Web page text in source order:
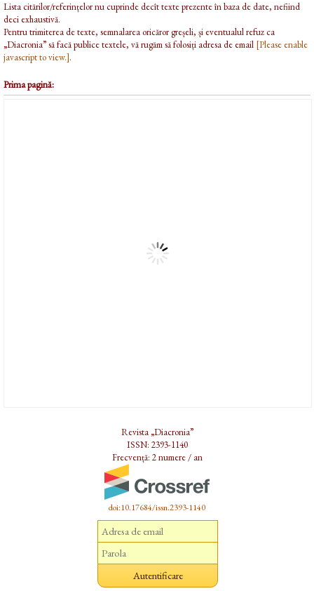
Lista citărilor/referințelor nu cuprinde decît texte prezente în baza de date, nefiind
deci exhaustivă.
Pentru trimiterea de texte, semnalarea oricăror greșeli, și eventualul refuz ca
„Diacronia” să facă publice textele, vă rugăm să folosiți adresa de email [Please enable
javascript to view.].
Prima pagină:
Revista „Diacronia”
ISSN: 2393-1140
Frecvență: 2 numere / an
doi:10.17684/issn.2393-1140